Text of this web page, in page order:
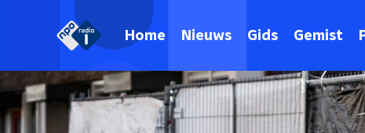
Home Nieuws Gids Gemist